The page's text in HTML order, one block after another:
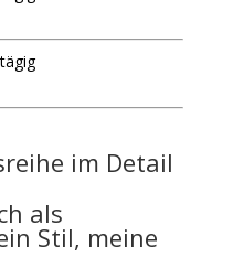
im Detail
als
Stil, meine